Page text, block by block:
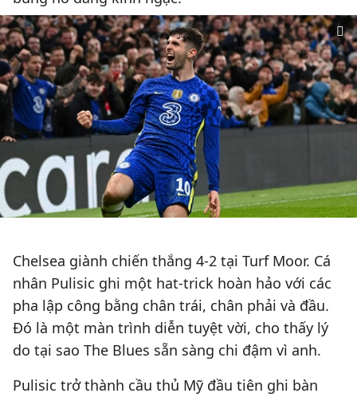
Chelsea giành chiến thắng 4-2 tại Turf Moor. Cá
nhân Pulisic ghi một hat-trick hoàn hảo với các
pha lập công bằng chân trái, chân phải và đầu.
Đó là một màn trình diễn tuyệt vời, cho thấy lý
do tại sao The Blues sẵn sàng chi đậm vì anh.
Pulisic trở thành cầu thủ Mỹ đầu tiên ghi bàn